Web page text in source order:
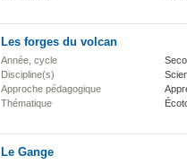
Les forges du volcan
Année, cycle
Discipline(s)
Approche pédagogique
Thématique
Le Gange